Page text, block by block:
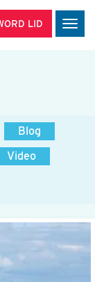
LID
Blog
Video